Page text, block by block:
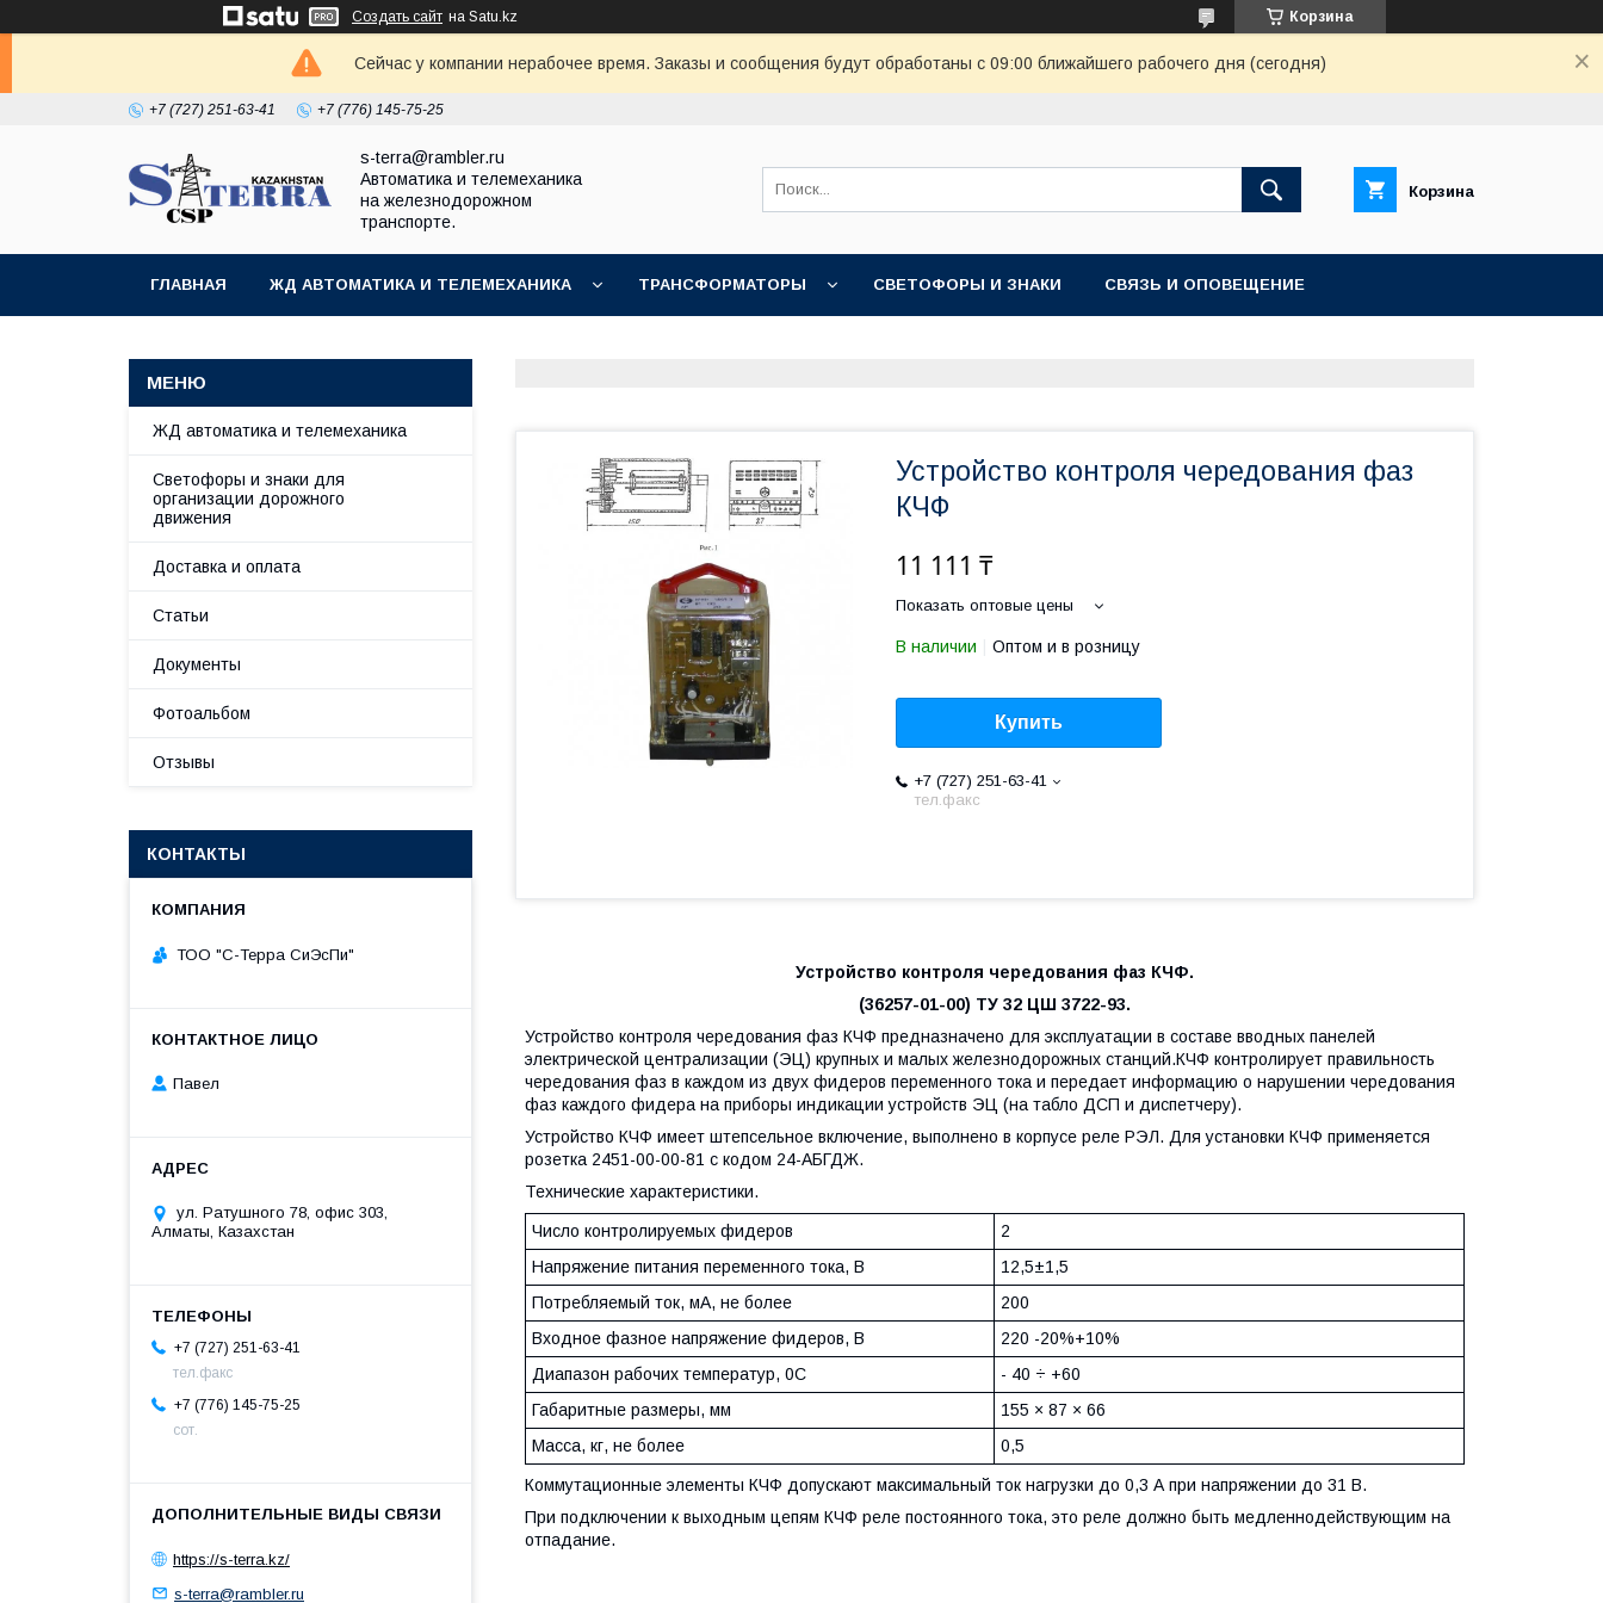
Создать сайт на Satu.kz Корзина
Сейчас у компании нерабочее время. Заказы и сообщения будут обработаны с 09:00 ближайшего рабочего дня (сегодня)
+7 (727) 251-63-41 +7 (776) 145-75-25
s-terra@rambler.ru
Автоматика и телемеханика
на железнодорожном
транспорте.
Корзина
ГЛАВНАЯ ЖД АВТОМАТИКА И ТЕЛЕМЕХАНИКА ТРАНСФОРМАТОРЫ СВЕТОФОРЫ И ЗНАКИ СВЯЗЬ И ОПОВЕЩЕНИЕ
Устройство контроля чередования фаз
КЧФ
11 111 ₸
Показать оптовые цены
В наличии Оптом и в розницу
Купить
+7 (727) 251-63-41
тел.факс
Устройство контроля чередования фаз КЧФ.
(36257-01-00) ТУ 32 ЦШ 3722-93.
Устройство контроля чередования фаз КЧФ предназначено для эксплуатации в составе вводных панелей
электрической централизации (ЭЦ) крупных и малых железнодорожных станций.КЧФ контролирует правильность
чередования фаз в каждом из двух фидеров переменного тока и передает информацию о нарушении чередования
фаз каждого фидера на приборы индикации устройств ЭЦ (на табло ДСП и диспетчеру).
Устройство КЧФ имеет штепсельное включение, выполнено в корпусе реле РЭЛ. Для установки КЧФ применяется
розетка 2451-00-00-81 с кодом 24-АБГДЖ.
Технические характеристики.
Число контролируемых фидеров
2
Напряжение питания переменного тока, В
12,5±1,5
Потребляемый ток, мА, не более
200
Входное фазное напряжение фидеров, В
220 -20%+10%
Диапазон рабочих температур, 0С
- 40 ÷ +60
Габаритные размеры, мм
155 × 87 × 66
Масса, кг, не более
0,5
Коммутационные элементы КЧФ допускают максимальный ток нагрузки до 0,3 А при напряжении до 31 В.
При подключении к выходным цепям КЧФ реле постоянного тока, это реле должно быть медленнодействующим на
отпадание.
ЖД автоматика и телемеханика
Светофоры и знаки для
организации дорожного
движения
Доставка и оплата
Статьи
Документы
Фотоальбом
Отзывы
КОНТАКТЫ
ТОО "С-Терра СиЭсПи"
Павел
ул. Ратушного 78, офис 303,
Алматы, Казахстан
+7 (727) 251-63-41
тел.факс
+7 (776) 145-75-25
сот.
https://s-terra.kz/
s-terra@rambler.ru